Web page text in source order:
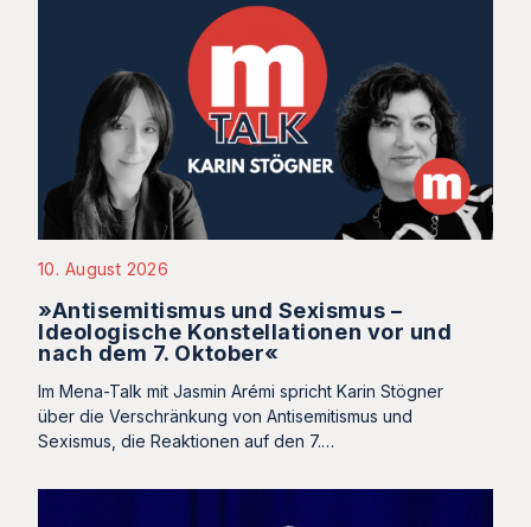
10. August 2026
»Antisemitismus und Sexismus –
Ideologische Konstellationen vor und
nach dem 7. Oktober«
Im Mena-Talk mit Jasmin Arémi spricht Karin Stögner
über die Verschränkung von Antisemitismus und
Sexismus, die Reaktionen auf den 7.…